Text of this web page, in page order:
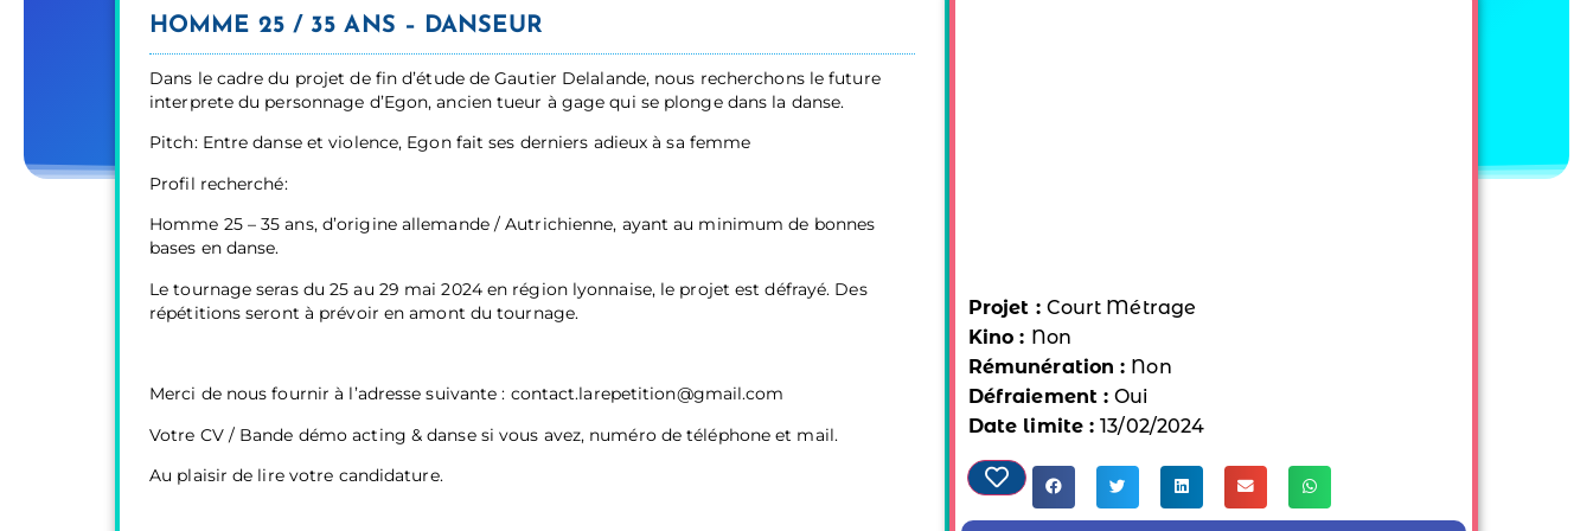
HOMME 25 / 35 ANS – DANSEUR
Dans le cadre du projet de fin d’étude de Gautier Delalande, nous recherchons le future
interprete du personnage d’Egon, ancien tueur à gage qui se plonge dans la danse.
Pitch: Entre danse et violence, Egon fait ses derniers adieux à sa femme
Profil recherché:
Homme 25 – 35 ans, d’origine allemande / Autrichienne, ayant au minimum de bonnes
bases en danse.
Le tournage seras du 25 au 29 mai 2024 en région lyonnaise, le projet est défrayé. Des
répétitions seront à prévoir en amont du tournage.
Merci de nous fournir à l’adresse suivante : contact.larepetition@gmail.com
Votre CV / Bande démo acting & danse si vous avez, numéro de téléphone et mail.
Au plaisir de lire votre candidature.
Projet : Court Métrage
Kino : Non
Rémunération : Non
Défraiement :Oui
Date limite :13/02/2024